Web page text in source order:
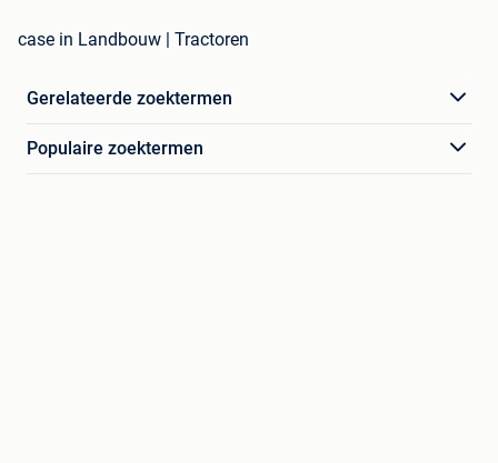
case in Landbouw | Tractoren
Gerelateerde zoektermen
Populaire zoektermen